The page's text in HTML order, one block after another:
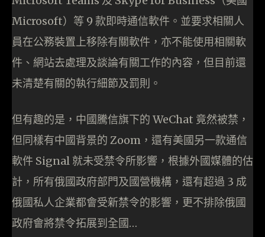
Microsoft）等 9 款即時通信軟件。並要求相關人
員在公務裝置上移除有關軟件，亦不能使用相關軟
件、網站去處理及談論有關工作的內容，但目前還
未清楚有關的執行細節及罰則。
但有趣的是，中國騰信旗下的 WeChat 竟然被禁，
但同樣有中國背景的 Zoom，還有美國另一款通信
軟件 Signal 就未受禁令所影響，根據外國媒體的估
計，所有俄國政府部門及國營機構，還有超過 3 成
俄國私人企業都會受新禁令的影響，更不排除俄國
政府會將禁令拓展到全國…